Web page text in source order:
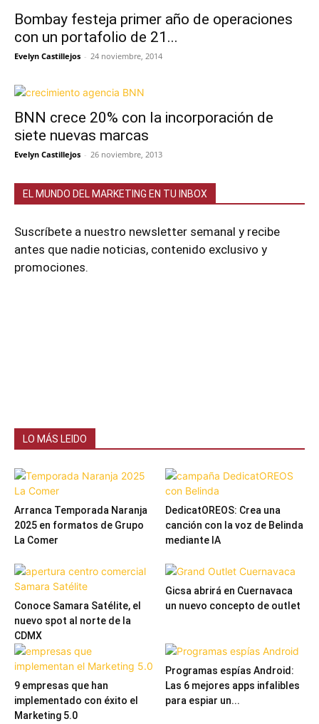
Bombay festeja primer año de operaciones
con un portafolio de 21...
Evelyn Castillejos - 24 noviembre, 2014
BNN crece 20% con la incorporación de
siete nuevas marcas
Evelyn Castillejos - 26 noviembre, 2013
EL MUNDO DEL MARKETING EN TU INBOX
Suscríbete a nuestro newsletter semanal y recibe
antes que nadie noticias, contenido exclusivo y
promociones.
LO MÁS LEIDO
Arranca Temporada Naranja
2025 en formatos de Grupo
La Comer
DedicatOREOS: Crea una
canción con la voz de Belinda
mediante IA
Conoce Samara Satélite, el
nuevo spot al norte de la
CDMX
Gicsa abrirá en Cuernavaca
un nuevo concepto de outlet
9 empresas que han
implementado con éxito el
Marketing 5.0
Programas espías Android:
Las 6 mejores apps infalibles
para espiar un...